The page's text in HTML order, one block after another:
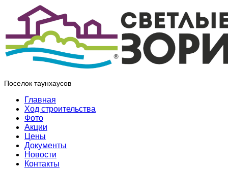
Поселок таунхаусов
Главная
Ход строительства
Фото
Акции
Цены
Документы
Новости
Контакты